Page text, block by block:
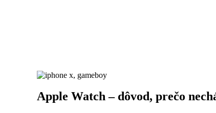
Apple Watch – dôvod, prečo